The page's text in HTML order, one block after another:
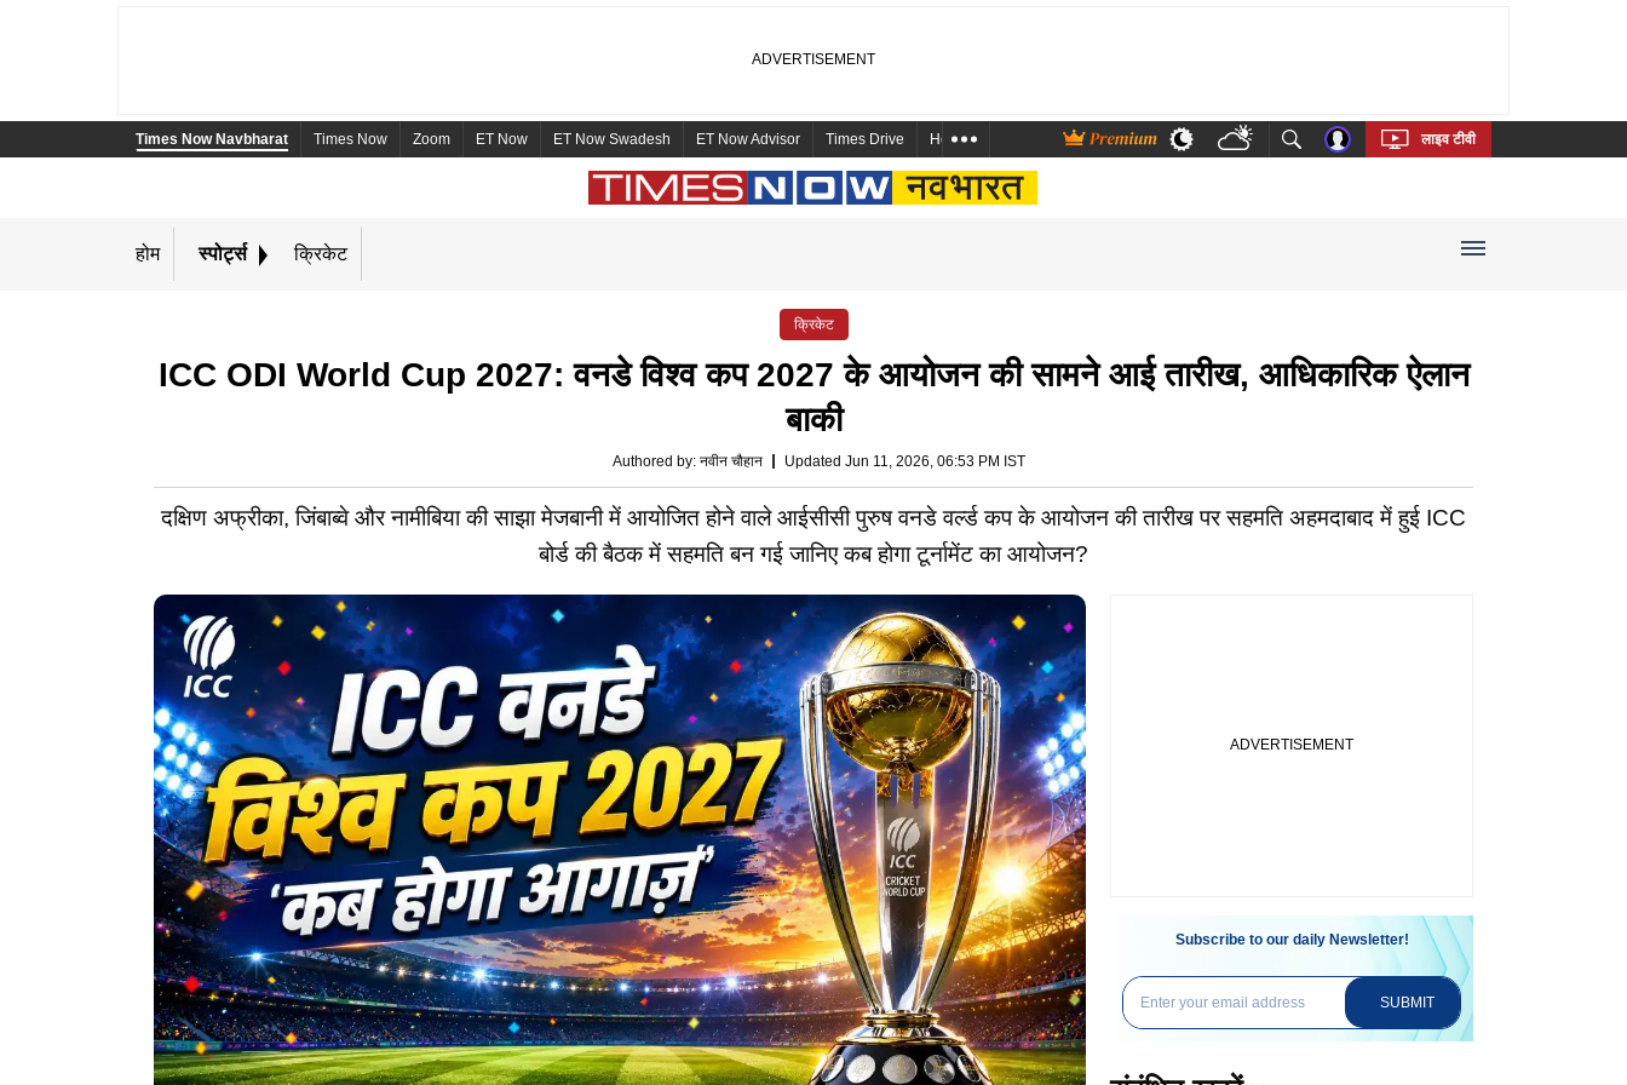
Times Now Navbharat Times Now Zoom ET Now ET Now Swadesh ET Now Advisor Times Drive Health and Me Marathi Bengali Telugu Tamil Kannada Malayalam
लाइव टीवी
होम स्पोर्ट्स क्रिकेट
क्रिकेट
ICC ODI World Cup 2027: वनडे विश्व कप 2027 के आयोजन की सामने आई तारीख, आधिकारिक ऐलान
बाकी
Authored by: नवीन चौहान Updated Jun 11, 2026, 06:53 PM IST
दक्षिण अफ्रीका, जिंबाब्वे और नामीबिया की साझा मेजबानी में आयोजित होने वाले आईसीसी पुरुष वनडे वर्ल्ड कप के आयोजन की तारीख पर सहमति अहमदाबाद में हुई ICC
बोर्ड की बैठक में सहमति बन गई जानिए कब होगा टूर्नामेंट का आयोजन?
Subscribe to our daily Newsletter!
SUBMIT